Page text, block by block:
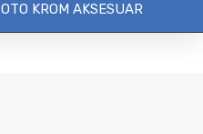
OTO KROM AKSESUAR